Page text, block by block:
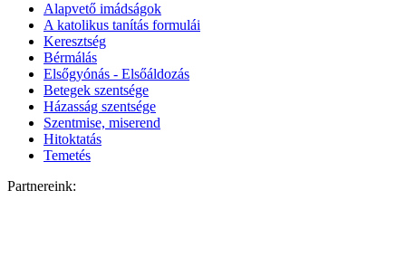
Alapvető imádságok
A katolikus tanítás formulái
Keresztség
Bérmálás
Elsőgyónás - Elsőáldozás
Betegek szentsége
Házasság szentsége
Szentmise, miserend
Hitoktatás
Temetés
Partnereink: